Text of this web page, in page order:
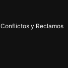
Conflictos y Reclamos